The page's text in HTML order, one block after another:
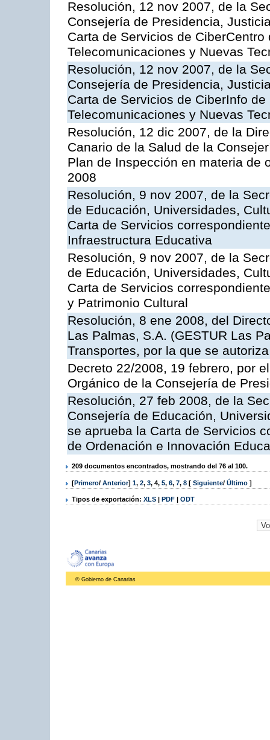
Resolución, 12 nov 2007, de la
Consejería de Presidencia,
Carta de Servicios de
Telecomunicaciones y Nuevas
Resolución, 12 nov 2007, de la
Consejería de Presidencia,
Carta de Servicios de CiberInfo
Telecomunicaciones y Nuevas
Resolución, 12 dic 2007, de la
Canario de la Salud de la
Plan de Inspección en materia de
2008
Resolución, 9 nov 2007, de la
de Educación, Universidades,
Carta de Servicios
Infraestructura Educativa
Resolución, 9 nov 2007, de la
de Educación, Universidades,
Carta de Servicios
y Patrimonio Cultural
Resolución, 8 ene 2008, del
Las Palmas, S.A. (GESTUR Las
Transportes, por la que se
Decreto 22/2008, 19 febrero, por
Orgánico de la Consejería de
Resolución, 27 feb 2008, de la
Consejería de Educación,
se aprueba la Carta de Servicios
de Ordenación e Innovación
209 documentos encontrados, mostrando del 76 al 100.
[Primero/ Anterior] 1, 2, 3, 4, 5, 6, 7, 8 [ Siguiente/ Último ]
Tipos de exportación: XLS | PDF | ODT
© Gobierno de Canarias